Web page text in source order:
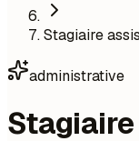
Stagiaire
administrative